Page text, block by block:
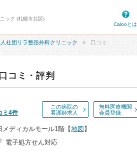
ック (札幌市北区)
Calooとは
社団リラ整形外科クリニック 口コミ
コミ・評判
この病院の
看護師求人
無料医療機関
会員登録
ミ 4件
ディカルモール1階 【地図 】
電子処方せん対応